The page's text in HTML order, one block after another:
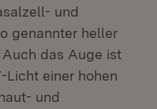
und
genannter heller
das Auge ist
Licht einer hohen
und